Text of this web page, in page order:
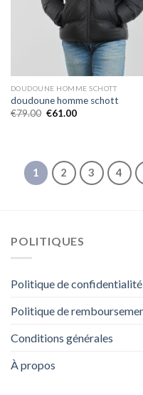
DOUDOUNE HOMME SCHOTT
doudoune homme schott
€79.00 €61.00
1 2 3 4
POLITIQUES
Politique de confidentialité
Politique de
Conditions générales
À propos